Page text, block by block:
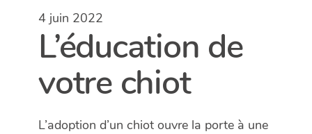
4 juin 2022
L’éducation de
votre chiot
L’adoption d’un chiot ouvre la porte à une